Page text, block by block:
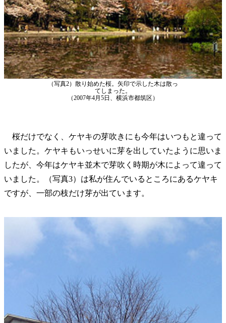
（写真2）散り始めた桜。矢印で示した木は散っ
てしまった。
（2007年4月5日、横浜市都筑区）
桜だけでなく、ケヤキの芽吹きにも今年はいつもと違って
いました。ケヤキもいっせいに芽を出していたように思いま
したが、今年はケヤキ並木で芽吹く時期が木によって違って
いました。（写真3）は私が住んでいるところにあるケヤキ
ですが、一部の枝だけ芽が出ています。